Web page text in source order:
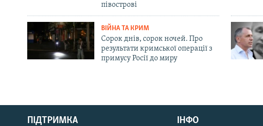
Русский
Qırımtatar
півострові
ВІЙНА ТА КРИМ
Сорок днів, сорок ночей. Про
результати кримської операції з
примусу Росії до миру
ПІДТРИМКА ІНФО